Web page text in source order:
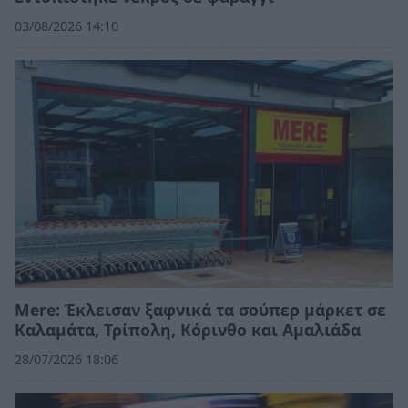
03/08/2026 14:10
Mere: Έκλεισαν ξαφνικά τα σούπερ μάρκετ σε
Καλαμάτα, Τρίπολη, Κόρινθο και Αμαλιάδα
28/07/2026 18:06